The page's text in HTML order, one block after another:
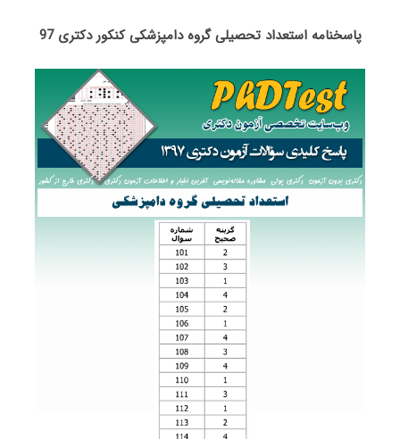
پاسخنامه استعداد تحصیلی گروه دامپزشکی کنکور دکتری 97